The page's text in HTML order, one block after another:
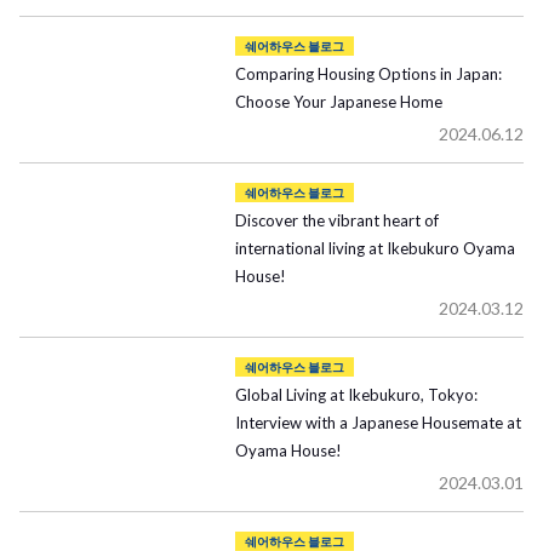
쉐어하우스 블로그
Comparing Housing Options in Japan:
Choose Your Japanese Home
2024.06.12
쉐어하우스 블로그
Discover the vibrant heart of
international living at Ikebukuro Oyama
House!
2024.03.12
쉐어하우스 블로그
Global Living at Ikebukuro, Tokyo:
Interview with a Japanese Housemate at
Oyama House!
2024.03.01
쉐어하우스 블로그